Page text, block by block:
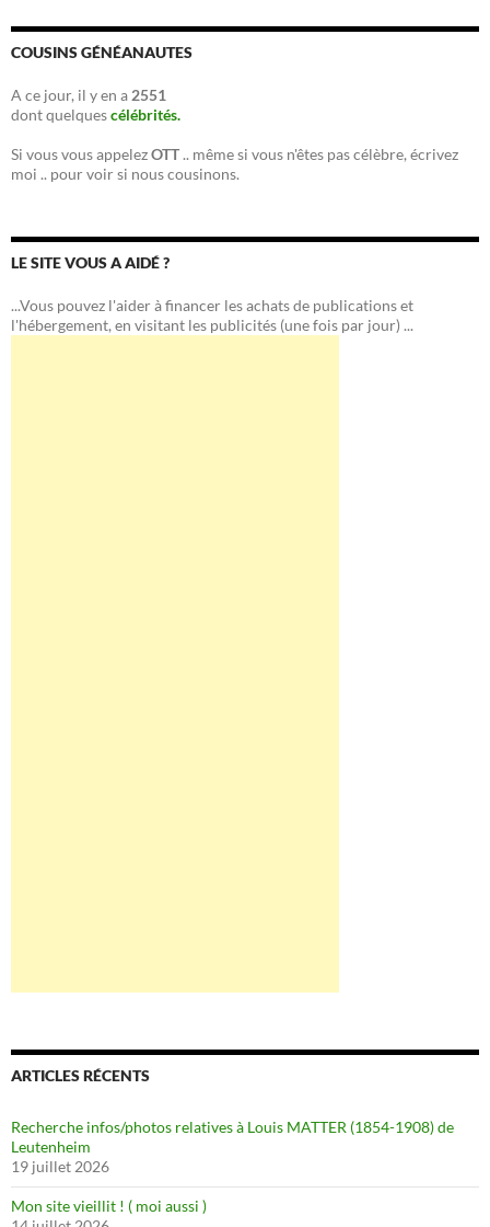
COUSINS GÉNÉANAUTES
A ce jour, il y en a 2551
dont quelquescélébrités.
Si vous vous appelezOTT.. même si vous n'êtes pas célèbre, écrivez
moi .. pour voir si nous cousinons.
LE SITE VOUS A AIDÉ ?
...Vous pouvez l'aider à financer les achats de publications et
l'hébergement, en visitant les publicités (une fois par jour) ...
ARTICLES RÉCENTS
Recherche infos/photos relatives à Louis MATTER (1854-1908) de
Leutenheim
19 juillet 2026
Mon site vieillit ! ( moi aussi )